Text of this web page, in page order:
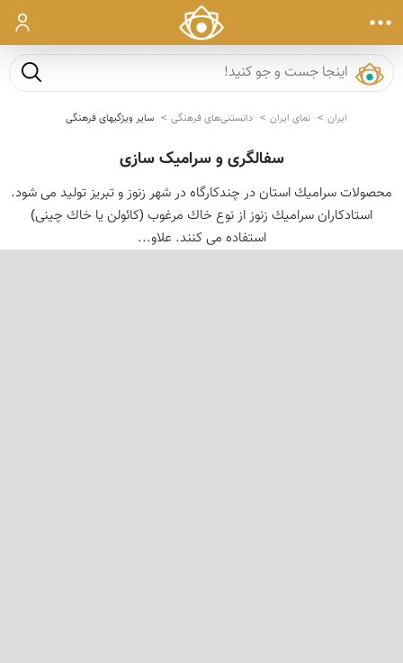
ورود
جست و
ایران نمای ایران دانستنی‌های فرهنگی سایر ویژگیهای فرهنگی
سفالگری و سرامیک سازی
محصولات سرامیك استان در چندكارگاه در شهر زنوز و تبریز تولید مى شود.
استادكاران سرامیك زنوز از نوع خاك مرغوب (كائولن یا خاك چینى)
استفاده مى كنند. علاو...